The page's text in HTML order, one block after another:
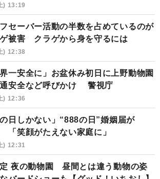
) 13:19
セーバー活動の半数を占めているのが
被害 クラゲから身を守るには
) 12:38
界一安全に」お盆休み初日に上野動物園
安全など呼びかけ 警視庁
) 12:36
の日しかない」“888の日”婚姻届が
「笑顔がたえない家庭に」
) 12:31
夜の動物園 昼間とは違う動物の姿